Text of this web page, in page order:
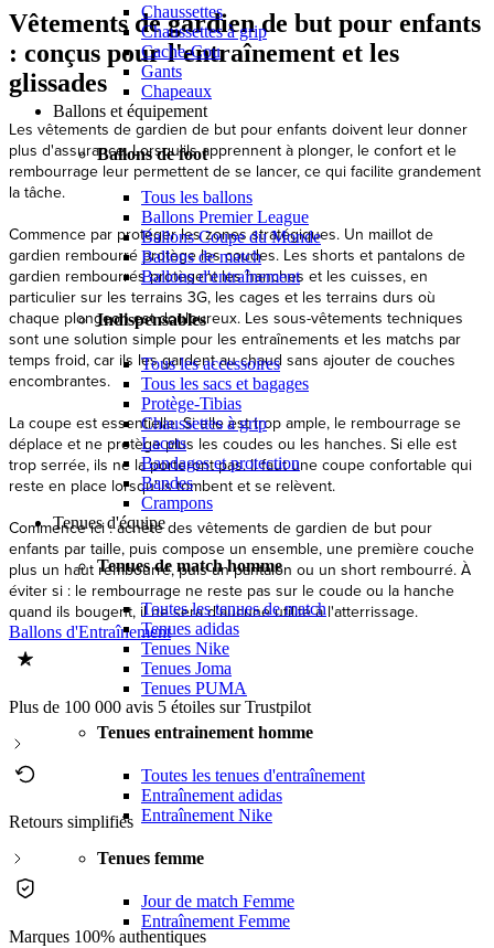
Chaussettes
Chaussettes à grip
Cache-Cou
Gants
Chapeaux
Ballons et équipement
Ballons de foot
Tous les ballons
Ballons Premier League
Ballons Coupe du Monde
Ballons de match
Ballons d'entraînement
Indispensables
Tous les accessoires
Tous les sacs et bagages
Protège-Tibias
Chaussettes à grip
Lacets
Bandages et protection
Bandes
Crampons
Tenues d'équipe
Tenues de match homme
Toutes les tenues de match
Tenues adidas
Tenues Nike
Tenues Joma
Tenues PUMA
Tenues entrainement homme
Toutes les tenues d'entraînement
Entraînement adidas
Entraînement Nike
Tenues femme
Jour de match Femme
Entraînement Femme
Vêtements de gardien de but pour enfants
: conçus pour l'entraînement et les
glissades
Les vêtements de gardien de but pour enfants doivent leur donner
plus d'assurance. Lorsqu'ils apprennent à plonger, le confort et le
rembourrage leur permettent de se lancer, ce qui facilite grandement
la tâche.
Commence par protéger les zones stratégiques. Un maillot de
gardien rembourré protège les coudes. Les shorts et pantalons de
gardien rembourrés protègent les hanches et les cuisses, en
particulier sur les terrains 3G, les cages et les terrains durs où
chaque plongeon est douloureux. Les sous-vêtements techniques
sont une solution simple pour les entraînements et les matchs par
temps froid, car ils les gardent au chaud sans ajouter de couches
encombrantes.
La coupe est essentielle. Si elle est trop ample, le rembourrage se
déplace et ne protège plus les coudes ou les hanches. Si elle est
trop serrée, ils ne la porteront pas. Il faut une coupe confortable qui
reste en place lorsqu'ils tombent et se relèvent.
Commence ici : achète des vêtements de gardien de but pour
enfants par taille, puis compose un ensemble, une première couche
plus un haut rembourré, puis un pantalon ou un short rembourré. À
éviter si : le rembourrage ne reste pas sur le coude ou la hanche
quand ils bougent, il ne sera d'aucune utilité à l'atterrissage.
Ballons d'Entraînement
Plus de 100 000 avis 5 étoiles sur Trustpilot
Retours simplifiés
Marques 100% authentiques